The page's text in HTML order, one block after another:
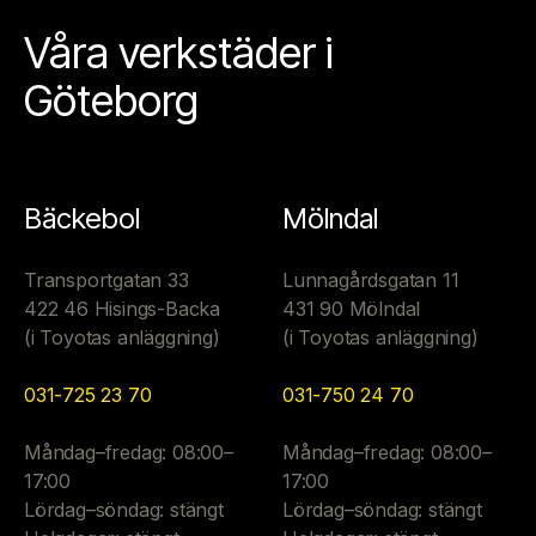
Våra verkstäder i
Göteborg
Bäckebol
Transportgatan 33
422 46 Hisings-Backa
(i Toyotas anläggning)
031-725 23 70
Måndag–fredag: 08:00–
17:00
Lördag–söndag: stängt
Mölndal
Lunnagårdsgatan 11
431 90 Mölndal
(i Toyotas anläggning)
031-750 24 70
Måndag–fredag: 08:00–
17:00
Lördag–söndag: stängt